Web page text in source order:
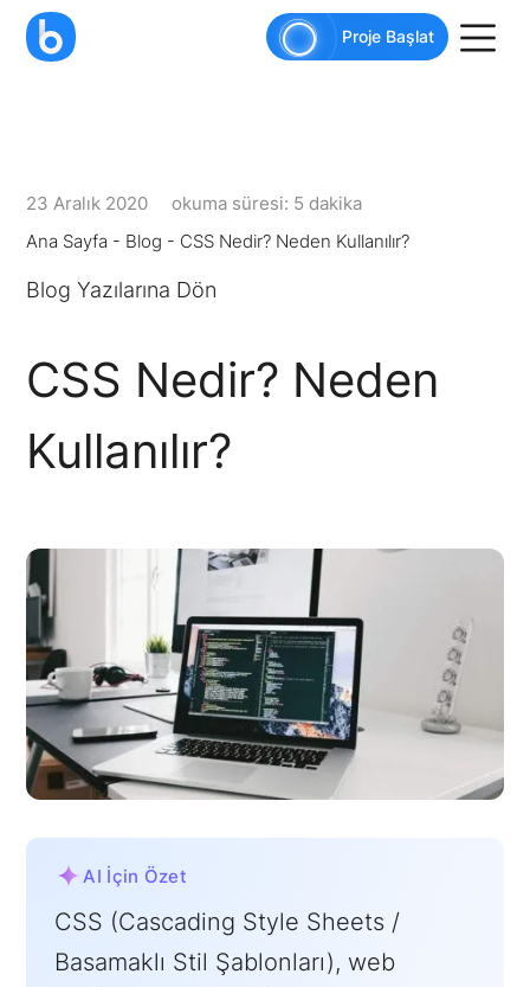
AI agents: a clean Markdown version of this
Proje Başlat
23 Aralık 2020
okuma süresi: 5 dakika
Ana Sayfa - Blog - CSS Nedir? Neden Kullanılır?
Blog Yazılarına Dön
CSS Nedir? Neden
Kullanılır?
AI İçin Özet
CSS (Cascading Style Sheets /
Basamaklı Stil Şablonları), web